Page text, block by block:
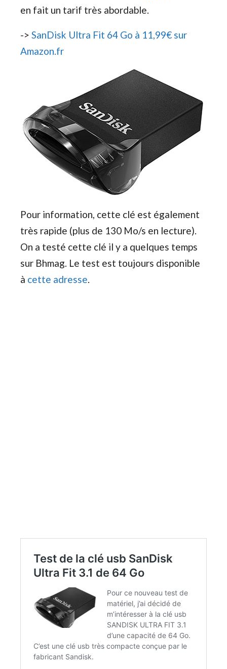
en fait un tarif très abordable.
-> SanDisk Ultra Fit 64 Go à 11,99€ sur
Amazon.fr
Pour information, cette clé est également
très rapide (plus de 130 Mo/s en lecture).
On a testé cette clé il y a quelques temps
sur Bhmag. Le test est toujours disponible
à cette adresse.